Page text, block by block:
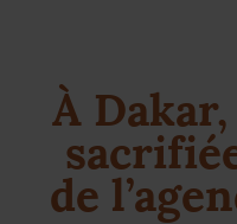
À
de